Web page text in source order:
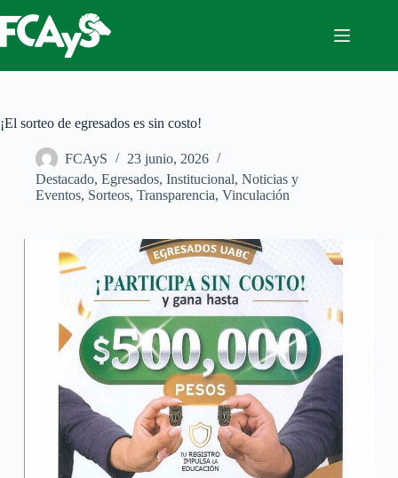
al
contenido
¡El sorteo de egresados es sin costo!
FCAyS
23 junio, 2026
Destacado, Egresados, Institucional, Noticias y
Eventos, Sorteos, Transparencia, Vinculación